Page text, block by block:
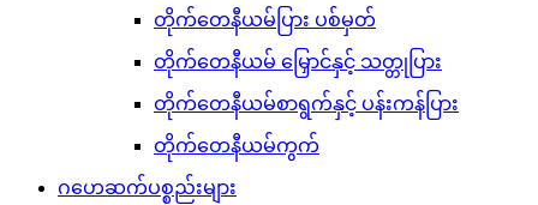
တိုက်တေနီယမ်ပြား ပစ်မှတ်
တိုက်တေနီယမ် မြှောင်နှင့် သတ္တုပြား
တိုက်တေနီယမ်စာရွက်နှင့် ပန်းကန်ပြား
တိုက်တေနီယမ်ကွက်
ဂဟေဆက်ပစ္စည်းများ